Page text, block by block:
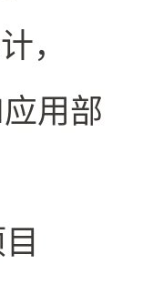
，
用部